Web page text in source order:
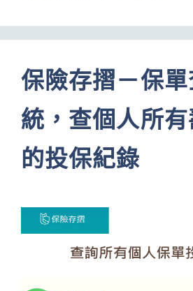
保險存摺－保
統，查個人所
的投保紀錄